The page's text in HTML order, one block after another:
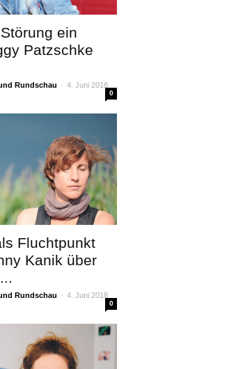
ein
Patzschke
Rundschau - 4. Juni 2018
0
Fluchtpunkt
Kanik über
Rundschau - 4. Juni 2018
0